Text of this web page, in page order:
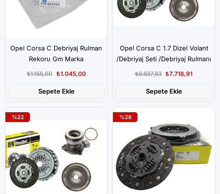
Opel Corsa C Debriyaj Rulman
Rekoru Gm Marka
₺1.045,00
₺1.155,00
Sepete Ekle
Opel Corsa C 1.7 Dizel Volant
/Debriyaj Seti /Debriyaj Rulmanı
₺7.718,91
₺9.837,83
Sepete Ekle
%22 %28